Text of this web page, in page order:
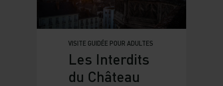
VISITE GUIDÉE POUR ADULTES
Les Interdits
du Château